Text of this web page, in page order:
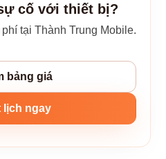
cố với thiết bị?
tại Thành Trung Mobile.
bảng giá
lịch ngay